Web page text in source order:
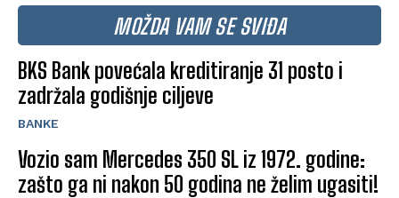
MOŽDA VAM SE SVIĐA
BKS Bank povećala kreditiranje 31 posto i
zadržala godišnje ciljeve
BANKE
Vozio sam Mercedes 350 SL iz 1972. godine:
zašto ga ni nakon 50 godina ne želim ugasiti!